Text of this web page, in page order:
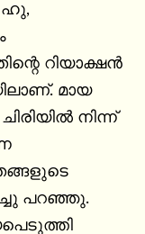
ഹു,
റിയാക്ഷൻ
മായ
പറഞ്ഞു.